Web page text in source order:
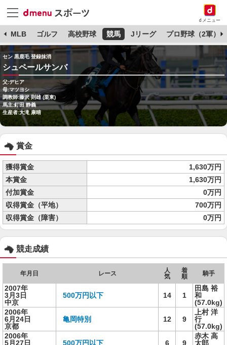
dメニュー
MLB ゴルフ 高校野球 競馬 Jリーグ プロ野球（2軍）
セン 黒鹿毛 登録抹消
シュペールサンバ
父:デヒア
母:マツヨシ
調教師:藤沢 則雄 (栗東)
馬主:釘田 静義
生産者:大滝 康晴
賞金
獲得賞金
1,630万円
本賞金
1,630万円
付加賞金
0万円
収得賞金（平地）
700万円
収得賞金（障害）
0万円
競走成績
年月日 レース
人
気
着
順
騎手
2007年
3月3日
中京
500万円以下 14 1
田島 裕
和
(57.0kg)
2006年
6月24日
京都
亀岡特別 12 9
上村 洋
行
(57.0kg)
2006年
5月27日
500万円以下 6 9
赤木 高
太郎